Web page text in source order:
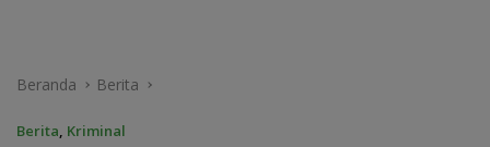
Beranda Berita
Berita, Kriminal